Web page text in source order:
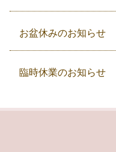
お盆休みのお知らせ
臨時休業のお知らせ